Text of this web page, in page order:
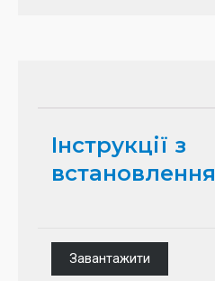
Інструкції з
встановлення
Завантажити